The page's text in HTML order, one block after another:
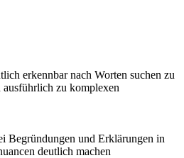
erkennbar nach Worten suchen zu
zu komplexen
Begründungen und Erklärungen in
deutlich machen